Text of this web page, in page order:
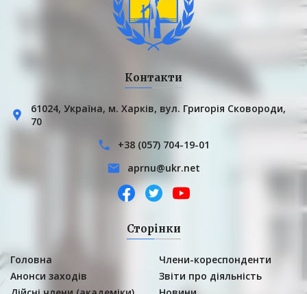
Контакти
61024, Українa, м. Харків, вул. Григорія Сковороди,
70
+38 (057) 704-19-01
aprnu@ukr.net
Сторінки
Головна
Анонси заходів
Члени-кореспонденти
Звіти про діяльність